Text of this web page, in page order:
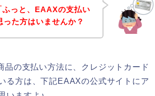
っと、EAAXの支払い
た方はいませんか？
の支払い方法に、クレジットカード
る方は、下記EAAXの公式サイトにア